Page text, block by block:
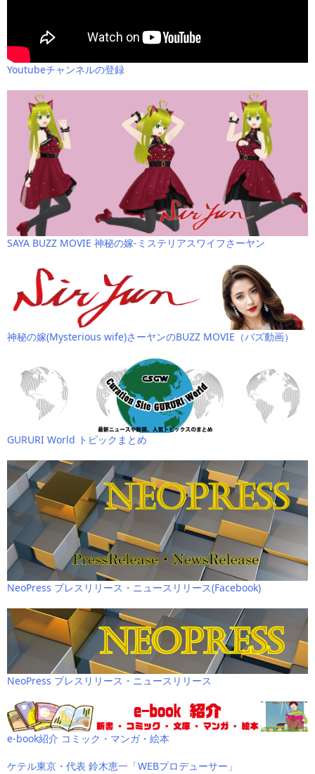
Youtubeチャンネルの登録
SAYA BUZZ MOVIE 神秘の嫁-ミステリアスワイフさーヤン
神秘の嫁(Mysterious wife)さーヤンのBUZZ MOVIE（バズ動画）
GURURI World トピックまとめ
NeoPress プレスリリース・ニュースリリース(Facebook)
NeoPress プレスリリース・ニュースリリース
e-book紹介 コミック・マンガ・絵本
ケテル東京・代表 鈴木恵一「WEBプロデューサー」